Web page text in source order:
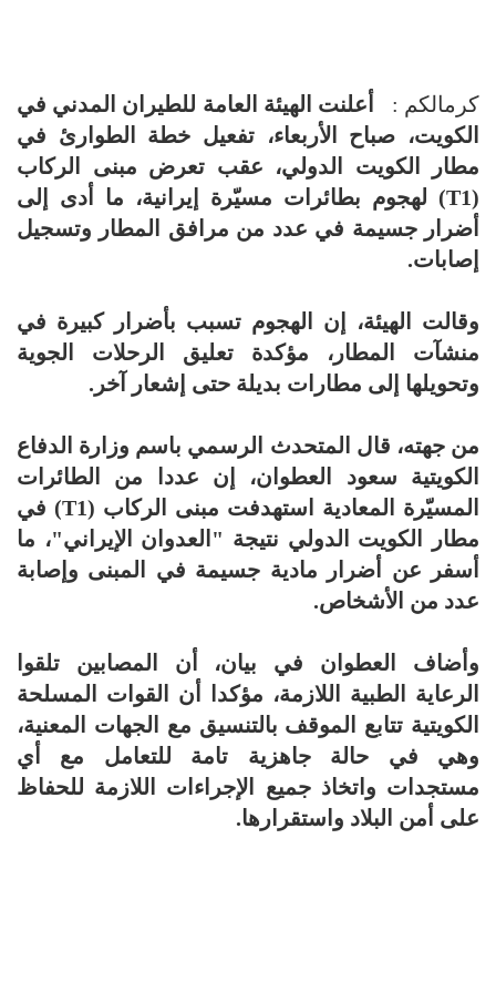
كرمالكم :
أعلنت الهيئة العامة للطيران المدني في
الكويت، صباح الأربعاء، تفعيل خطة الطوارئ في
مطار الكويت الدولي، عقب تعرض مبنى الركاب
(T1) لهجوم بطائرات مسيّرة إيرانية، ما أدى إلى
أضرار جسيمة في عدد من مرافق المطار وتسجيل
إصابات.
وقالت الهيئة، إن الهجوم تسبب بأضرار كبيرة في
منشآت المطار، مؤكدة تعليق الرحلات الجوية
وتحويلها إلى مطارات بديلة حتى إشعار آخر.
من جهته، قال المتحدث الرسمي باسم وزارة الدفاع
الكويتية سعود العطوان، إن عددا من الطائرات
المسيّرة المعادية استهدفت مبنى الركاب (T1) في
مطار الكويت الدولي نتيجة "العدوان الإيراني"، ما
أسفر عن أضرار مادية جسيمة في المبنى وإصابة
عدد من الأشخاص.
وأضاف العطوان في بيان، أن المصابين تلقوا
الرعاية الطبية اللازمة، مؤكدا أن القوات المسلحة
الكويتية تتابع الموقف بالتنسيق مع الجهات المعنية،
وهي في حالة جاهزية تامة للتعامل مع أي
مستجدات واتخاذ جميع الإجراءات اللازمة للحفاظ
على أمن البلاد واستقرارها.